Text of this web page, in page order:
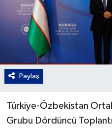
Paylaş
Türkiye-Özbekistan
Grubu Dördüncü